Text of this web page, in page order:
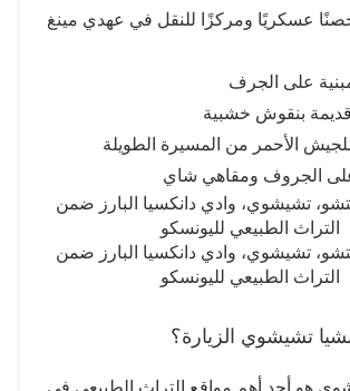
عسكريًا ومركزًا للنقل في عهدي مينغ
على الجرف
بنقوش خشبية
للجيش الأحمر من المسيرة الطويلة
الجروف ومقاهي شاي
تشيشوي الزيارة؟
هو أحد أهم مواقع التراث الطبيعي في